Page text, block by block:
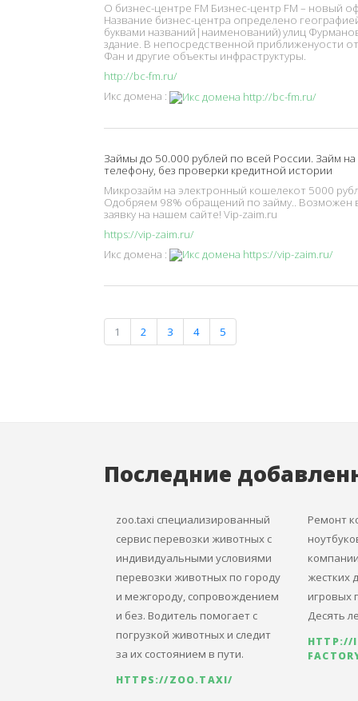
О бизнес-центре FM Бизнес-центр FM – новый
Название бизнес-центра определено
буквами названий|наименований) улиц
здание. В непосредственной приближенyости
Фан и другие объекты инфраструктуры.
http://bc-fm.ru/
Икс домена :
Займы до 50.000 рублей по всей России. Займ
телефону, без проверки кредитной истории
Микрозайм на электронный кошелекот 5000
Одобряем 98% обращений по займу.. Возможен
заявку на нашем сайте! Vip-zaim.ru
https://vip-zaim.ru/
Икс домена :
1 2 3 4 5
Последние
zoo.taxi специализированный
сервис перевозки животных с
индивидуальными условиями
перевозки животных по городу
и межгороду, сопровождением
и без. Водитель помогает с
погрузкой животных и следит
за их состоянием в пути.
HTTPS://ZOO.TAXI/
Ремонт
жестких
игровых
Десять
HTTP://